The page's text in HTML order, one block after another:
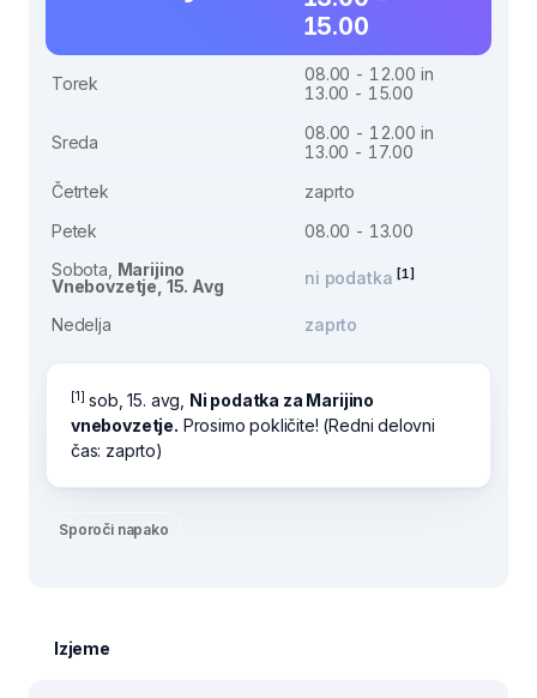
15.00
Torek
08.00 - 12.00 in
13.00 - 15.00
Sreda
08.00 - 12.00 in
13.00 - 17.00
Četrtek
zaprto
Petek
08.00 - 13.00
Sobota, Marijino
Vnebovzetje, 15. Avg
ni podatka [1]
Nedelja zaprto
[1] sob, 15. avg, Ni podatka za Marijino
vnebovzetje. Prosimo pokličite! (Redni delovni
čas: zaprto)
Sporoči napako
Izjeme